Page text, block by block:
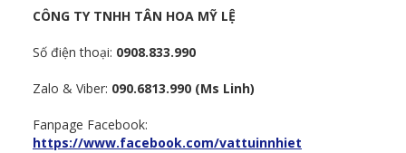
CÔNG TY TNHH TÂN HOA MỸ LỆ
Số điện thoại: 0908.833.990
Zalo & Viber: 090.6813.990 (Ms Linh)
Fanpage Facebook:
https://www.facebook.com/vattuinnhiet